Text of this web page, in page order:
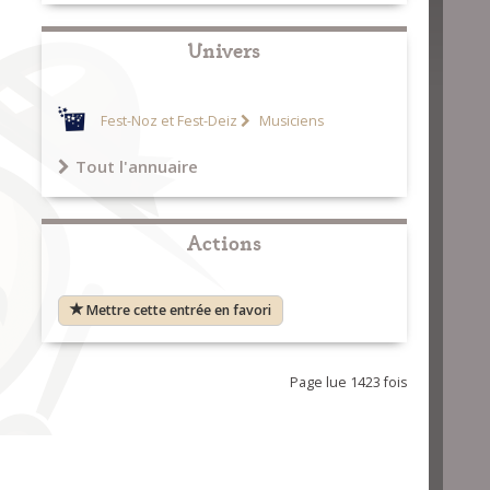
Univers
Fest-Noz et Fest-Deiz Musiciens
Tout l'annuaire
Actions
Mettre cette entrée en favori
Page lue 1423 fois